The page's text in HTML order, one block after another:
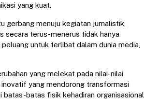
yang kuat.
gerbang menuju kegiatan jurnalistik,
secara terus-menerus tidak hanya
untuk terlibat dalam dunia media,
yang melekat pada nilai-nilai
inovatif yang mendorong transformasi
batas-batas fisik kehadiran organisasional